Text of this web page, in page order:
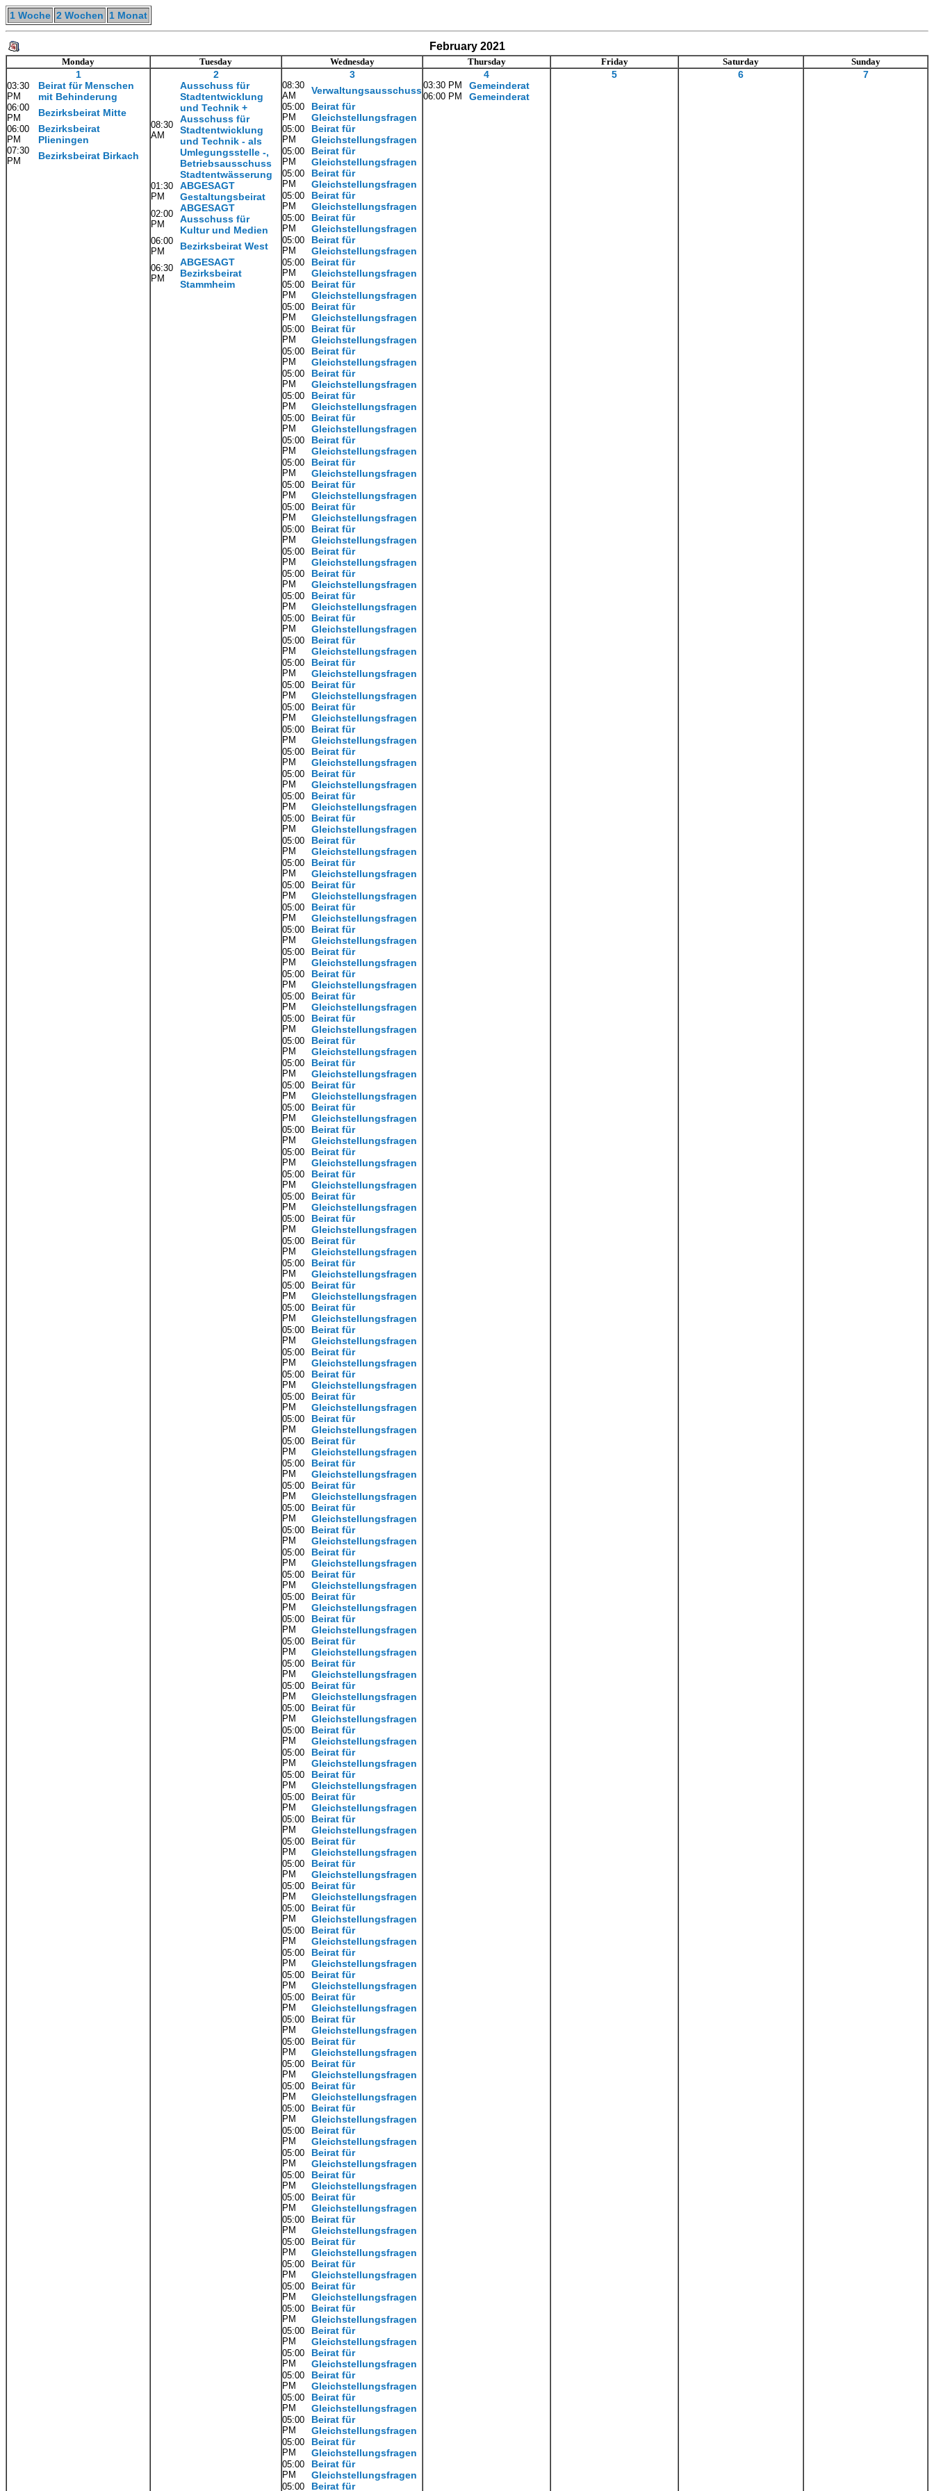
1 Woche 2 Wochen 1 Monat
February 2021
Monday Tuesday Wednesday Thursday Friday Saturday Sunday
1
03:30
PM
Beirat für Menschen
mit Behinderung
06:00
PM
Bezirksbeirat Mitte
06:00
PM
Bezirksbeirat
Plieningen
07:30
PM
Bezirksbeirat Birkach
2
08:30
AM
Ausschuss für
Stadtentwicklung
und Technik +
Ausschuss für
Stadtentwicklung
und Technik - als
Umlegungsstelle -,
Betriebsausschuss
Stadtentwässerung
01:30
PM
ABGESAGT
Gestaltungsbeirat
02:00
PM
ABGESAGT
Ausschuss für
Kultur und Medien
06:00
PM
Bezirksbeirat West
06:30
PM
ABGESAGT
Bezirksbeirat
Stammheim
3
08:30
AM
Verwaltungsausschuss
05:00
PM
Beirat für
Gleichstellungsfragen
05:00
PM
Beirat für
Gleichstellungsfragen
05:00
PM
Beirat für
Gleichstellungsfragen
05:00
PM
Beirat für
Gleichstellungsfragen
05:00
PM
Beirat für
Gleichstellungsfragen
05:00
PM
Beirat für
Gleichstellungsfragen
05:00
PM
Beirat für
Gleichstellungsfragen
05:00
PM
Beirat für
Gleichstellungsfragen
05:00
PM
Beirat für
Gleichstellungsfragen
05:00
PM
Beirat für
Gleichstellungsfragen
05:00
PM
Beirat für
Gleichstellungsfragen
05:00
PM
Beirat für
Gleichstellungsfragen
05:00
PM
Beirat für
Gleichstellungsfragen
05:00
PM
Beirat für
Gleichstellungsfragen
05:00
PM
Beirat für
Gleichstellungsfragen
05:00
PM
Beirat für
Gleichstellungsfragen
05:00
PM
Beirat für
Gleichstellungsfragen
05:00
PM
Beirat für
Gleichstellungsfragen
05:00
PM
Beirat für
Gleichstellungsfragen
05:00
PM
Beirat für
Gleichstellungsfragen
05:00
PM
Beirat für
Gleichstellungsfragen
05:00
PM
Beirat für
Gleichstellungsfragen
05:00
PM
Beirat für
Gleichstellungsfragen
05:00
PM
Beirat für
Gleichstellungsfragen
05:00
PM
Beirat für
Gleichstellungsfragen
05:00
PM
Beirat für
Gleichstellungsfragen
05:00
PM
Beirat für
Gleichstellungsfragen
05:00
PM
Beirat für
Gleichstellungsfragen
05:00
PM
Beirat für
Gleichstellungsfragen
05:00
PM
Beirat für
Gleichstellungsfragen
05:00
PM
Beirat für
Gleichstellungsfragen
05:00
PM
Beirat für
Gleichstellungsfragen
05:00
PM
Beirat für
Gleichstellungsfragen
05:00
PM
Beirat für
Gleichstellungsfragen
05:00
PM
Beirat für
Gleichstellungsfragen
05:00
PM
Beirat für
Gleichstellungsfragen
05:00
PM
Beirat für
Gleichstellungsfragen
05:00
PM
Beirat für
Gleichstellungsfragen
05:00
PM
Beirat für
Gleichstellungsfragen
05:00
PM
Beirat für
Gleichstellungsfragen
05:00
PM
Beirat für
Gleichstellungsfragen
05:00
PM
Beirat für
Gleichstellungsfragen
05:00
PM
Beirat für
Gleichstellungsfragen
05:00
PM
Beirat für
Gleichstellungsfragen
05:00
PM
Beirat für
Gleichstellungsfragen
05:00
PM
Beirat für
Gleichstellungsfragen
05:00
PM
Beirat für
Gleichstellungsfragen
05:00
PM
Beirat für
Gleichstellungsfragen
05:00
PM
Beirat für
Gleichstellungsfragen
05:00
PM
Beirat für
Gleichstellungsfragen
05:00
PM
Beirat für
Gleichstellungsfragen
05:00
PM
Beirat für
Gleichstellungsfragen
05:00
PM
Beirat für
Gleichstellungsfragen
05:00
PM
Beirat für
Gleichstellungsfragen
05:00
PM
Beirat für
Gleichstellungsfragen
05:00
PM
Beirat für
Gleichstellungsfragen
05:00
PM
Beirat für
Gleichstellungsfragen
05:00
PM
Beirat für
Gleichstellungsfragen
05:00
PM
Beirat für
Gleichstellungsfragen
05:00
PM
Beirat für
Gleichstellungsfragen
05:00
PM
Beirat für
Gleichstellungsfragen
05:00
PM
Beirat für
Gleichstellungsfragen
05:00
PM
Beirat für
Gleichstellungsfragen
05:00
PM
Beirat für
Gleichstellungsfragen
05:00
PM
Beirat für
Gleichstellungsfragen
05:00
PM
Beirat für
Gleichstellungsfragen
05:00
PM
Beirat für
Gleichstellungsfragen
05:00
PM
Beirat für
Gleichstellungsfragen
05:00
PM
Beirat für
Gleichstellungsfragen
05:00
PM
Beirat für
Gleichstellungsfragen
05:00
PM
Beirat für
Gleichstellungsfragen
05:00
PM
Beirat für
Gleichstellungsfragen
05:00
PM
Beirat für
Gleichstellungsfragen
05:00
PM
Beirat für
Gleichstellungsfragen
05:00
PM
Beirat für
Gleichstellungsfragen
05:00
PM
Beirat für
Gleichstellungsfragen
05:00
PM
Beirat für
Gleichstellungsfragen
05:00
PM
Beirat für
Gleichstellungsfragen
05:00
PM
Beirat für
Gleichstellungsfragen
05:00
PM
Beirat für
Gleichstellungsfragen
05:00
PM
Beirat für
Gleichstellungsfragen
05:00
PM
Beirat für
Gleichstellungsfragen
05:00
PM
Beirat für
Gleichstellungsfragen
05:00
PM
Beirat für
Gleichstellungsfragen
05:00
PM
Beirat für
Gleichstellungsfragen
05:00
PM
Beirat für
Gleichstellungsfragen
05:00
PM
Beirat für
Gleichstellungsfragen
05:00
PM
Beirat für
Gleichstellungsfragen
05:00
PM
Beirat für
Gleichstellungsfragen
05:00
PM
Beirat für
Gleichstellungsfragen
05:00
PM
Beirat für
Gleichstellungsfragen
05:00
PM
Beirat für
Gleichstellungsfragen
05:00
PM
Beirat für
Gleichstellungsfragen
05:00
PM
Beirat für
Gleichstellungsfragen
05:00
PM
Beirat für
Gleichstellungsfragen
05:00
PM
Beirat für
Gleichstellungsfragen
05:00
PM
Beirat für
Gleichstellungsfragen
05:00
PM
Beirat für
Gleichstellungsfragen
05:00
PM
Beirat für
Gleichstellungsfragen
05:00
PM
Beirat für
Gleichstellungsfragen
05:00
PM
Beirat für
Gleichstellungsfragen
05:00
PM
Beirat für
Gleichstellungsfragen
05:00
PM
Beirat für
Gleichstellungsfragen
05:00
PM
Beirat für
Gleichstellungsfragen
05:00
PM
Beirat für
Gleichstellungsfragen
05:00
PM
Beirat für
Gleichstellungsfragen
05:00
PM
Beirat für
Gleichstellungsfragen
05:00 Beirat für
4
03:30 PM Gemeinderat
06:00 PM Gemeinderat
5 6 7